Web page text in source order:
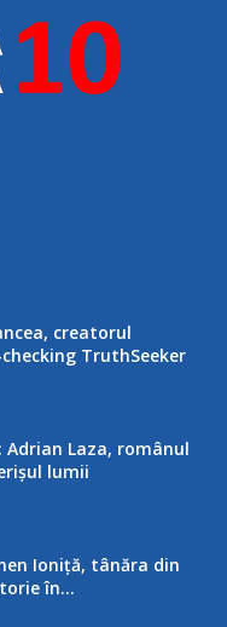
creatorul
TruthSeeker
Adrian Laza, românul
lumii
Ioniță, tânăra din
în...